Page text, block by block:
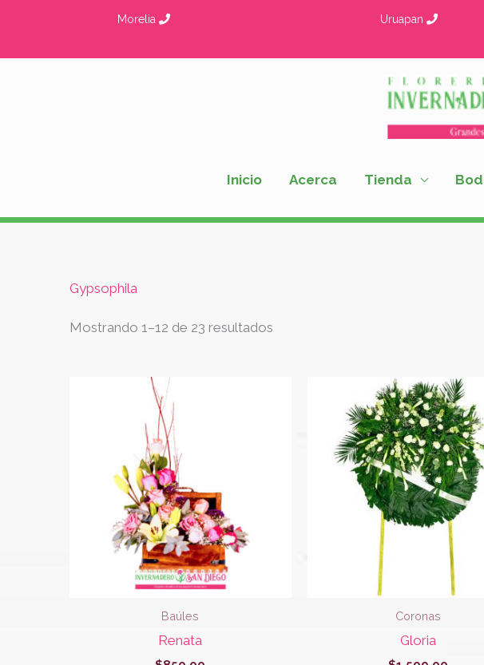
contenido
Morelia Uruapan
Inicio Acerca Tienda
Gypsophila
Mostrando 1–12 de 23 resultados
Baúles
Renata
Coronas
Gloria